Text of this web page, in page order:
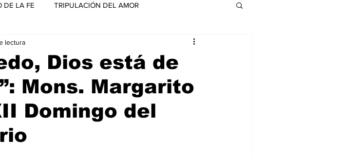
DE LA FE TRIPULACIÓN DEL AMOR
VIDAS REVISTA DIGITAL
DESDE EL TINTERO Salva Vidas
ESTRELLITA DE MAR
Dios está de
Mons. Margarito
Domingo del
lectura